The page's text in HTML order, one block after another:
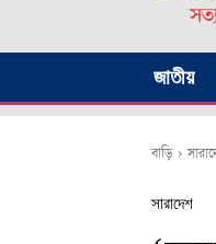
জাতীয়
বাড়ি
সারাদেশ